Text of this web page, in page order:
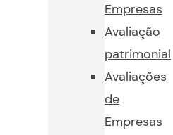
Empresas
Avaliação
patrimonial
Avaliações
de
Empresas